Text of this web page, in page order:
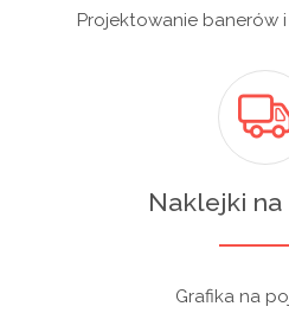
Projektowanie banerów
Naklejki na
Grafika na